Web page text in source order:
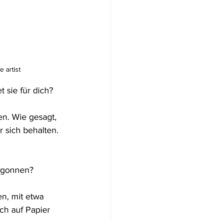
artist
sie für dich?
Wie gesagt,
sich behalten.
mit etwa
auf Papier